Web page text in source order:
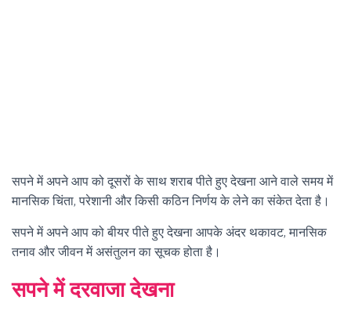
सपने में अपने आप को दूसरों के साथ शराब पीते हुए देखना आने वाले समय में
मानसिक चिंता, परेशानी और किसी कठिन निर्णय के लेने का संकेत देता है।
सपने में अपने आप को बीयर पीते हुए देखना आपके अंदर थकावट, मानसिक
तनाव और जीवन में असंतुलन का सूचक होता है।
सपने में दरवाजा देखना